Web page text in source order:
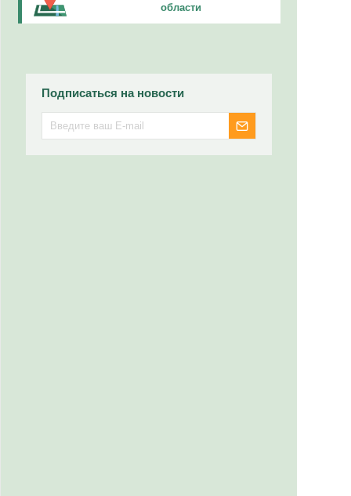
области
Подписаться на новости